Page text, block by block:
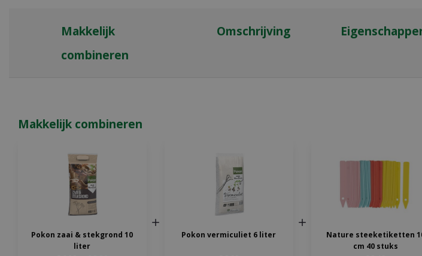
Makkelijk
combineren
Omschrijving
Makkelijk combineren
Pokon zaai & stekgrond 10
liter
Pokon vermiculiet 6 liter
Nature steeketiketten
cm 40 stuks